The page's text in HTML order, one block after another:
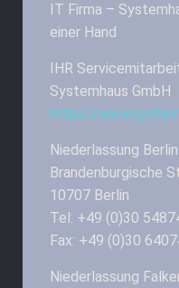
IT Firma –
einer Hand
IHR
Systemhaus GmbH
https://
Niederlassung
Brandenburgische
10707 Berlin
Tel: +49 (0)30
Fax: +49 (0)30
Niederlassung